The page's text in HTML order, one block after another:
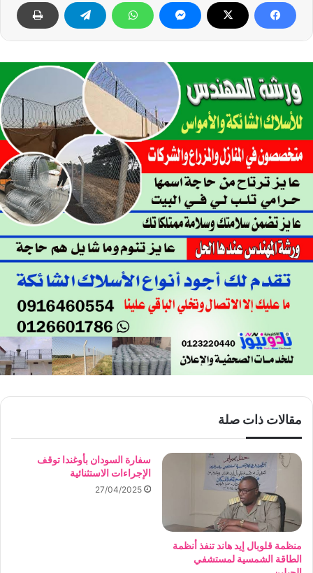
مقالات ذات صلة
منظمة قلوبال إيد هاند تنفذ أنظمة
الطاقة الشمسية لمستشفي
سفارة السودان بأوغندا توقف
الإجراءات الاستثنائية
27/04/2025